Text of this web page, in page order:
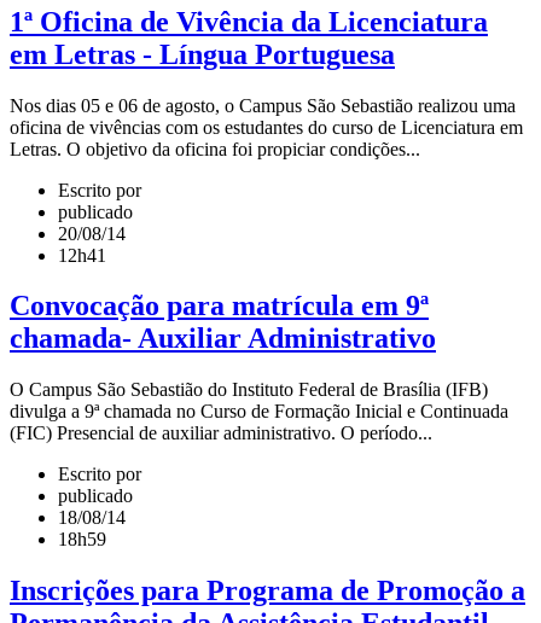
1ª Oficina de Vivência da Licenciatura
em Letras - Língua Portuguesa
Nos dias 05 e 06 de agosto, o Campus São Sebastião realizou uma
oficina de vivências com os estudantes do curso de Licenciatura em
Letras. O objetivo da oficina foi propiciar condições...
Escrito por
publicado
20/08/14
12h41
Convocação para matrícula em 9ª
chamada- Auxiliar Administrativo
O Campus São Sebastião do Instituto Federal de Brasília (IFB)
divulga a 9ª chamada no Curso de Formação Inicial e Continuada
(FIC) Presencial de auxiliar administrativo. O período...
Escrito por
publicado
18/08/14
18h59
Inscrições para Programa de Promoção a